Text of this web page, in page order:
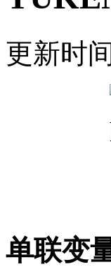
更新时
单联变